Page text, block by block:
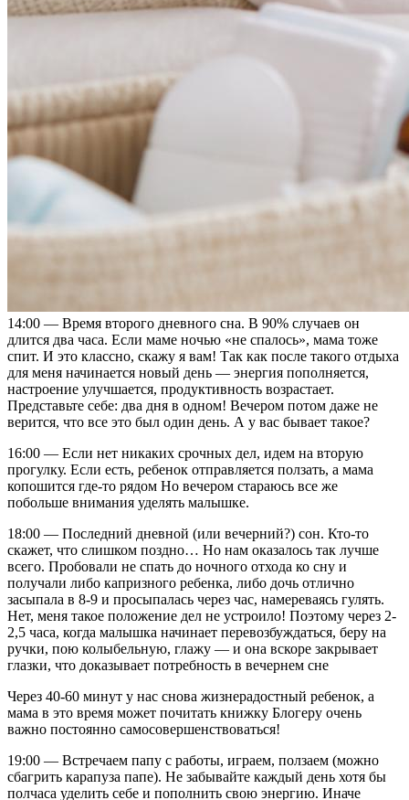
14:00 — Время второго дневного сна. В 90% случаев он
длится два часа. Если маме ночью «не спалось», мама тоже
спит. И это классно, скажу я вам! Так как после такого отдыха
для меня начинается новый день — энергия пополняется,
настроение улучшается, продуктивность возрастает.
Представьте себе: два дня в одном! Вечером потом даже не
верится, что все это был один день. А у вас бывает такое?
16:00 — Если нет никаких срочных дел, идем на вторую
прогулку. Если есть, ребенок отправляется ползать, а мама
копошится где-то рядом Но вечером стараюсь все же
побольше внимания уделять малышке.
18:00 — Последний дневной (или вечерний?) сон. Кто-то
скажет, что слишком поздно… Но нам оказалось так лучше
всего. Пробовали не спать до ночного отхода ко сну и
получали либо капризного ребенка, либо дочь отлично
засыпала в 8-9 и просыпалась через час, намереваясь гулять.
Нет, меня такое положение дел не устроило! Поэтому через 2-
2,5 часа, когда малышка начинает перевозбуждаться, беру на
ручки, пою колыбельную, глажу — и она вскоре закрывает
глазки, что доказывает потребность в вечернем сне
Через 40-60 минут у нас снова жизнерадостный ребенок, а
мама в это время может почитать книжку Блогеру очень
важно постоянно самосовершенствоваться!
19:00 — Встречаем папу с работы, играем, ползаем (можно
сбагрить карапуза папе). Не забывайте каждый день хотя бы
полчаса уделить себе и пополнить свою энергию. Иначе